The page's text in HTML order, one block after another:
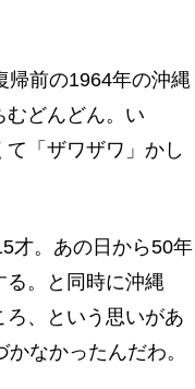
前の1964年の沖縄
むどんどん。い
「ザワザワ」かし
才。あの日から50年
。と同時に沖縄
、という思いがあ
なかったんだわ。